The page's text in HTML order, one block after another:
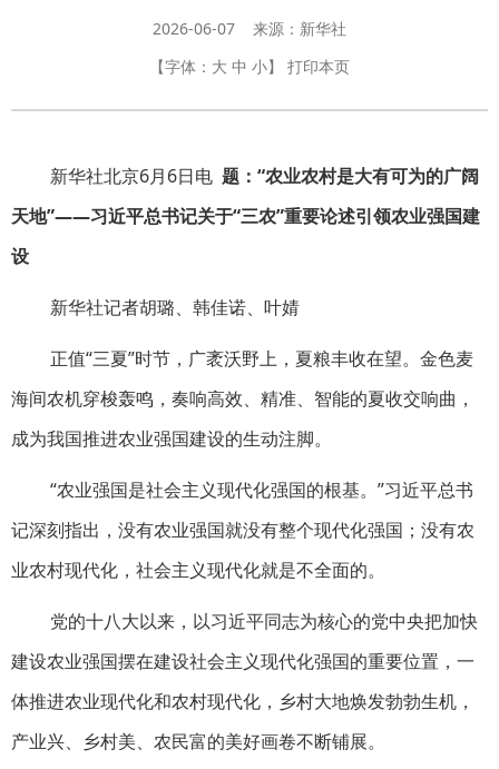
2026-06-07 来源：新华社
【字体： 大 中 小】 打印本页
新华社北京6月6日电 题：“农业农村是大有可为的广阔
天地”——习近平总书记关于“三农”重要论述引领农业强国建
设
新华社记者胡璐、韩佳诺、叶婧
正值“三夏”时节，广袤沃野上，夏粮丰收在望。金色麦
海间农机穿梭轰鸣，奏响高效、精准、智能的夏收交响曲，
成为我国推进农业强国建设的生动注脚。
“农业强国是社会主义现代化强国的根基。”习近平总书
记深刻指出，没有农业强国就没有整个现代化强国；没有农
业农村现代化，社会主义现代化就是不全面的。
党的十八大以来，以习近平同志为核心的党中央把加快
建设农业强国摆在建设社会主义现代化强国的重要位置，一
体推进农业现代化和农村现代化，乡村大地焕发勃勃生机，
产业兴、乡村美、农民富的美好画卷不断铺展。